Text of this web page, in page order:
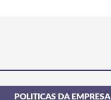
POLITICAS DA EMPRESA